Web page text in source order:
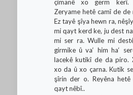
çimanê xo germ
Zeryame hetê camî de de
Ez tayê şîya hewn ra,
mi qayt kerd ke, ju dest
mi ser ra. Wulle mi
girmike û va‘ him ha‘
lacekê kutikî de da piro.
xo da û xo çarna. Kutik
şîrin der o. Reyêna
qayt nêbî..